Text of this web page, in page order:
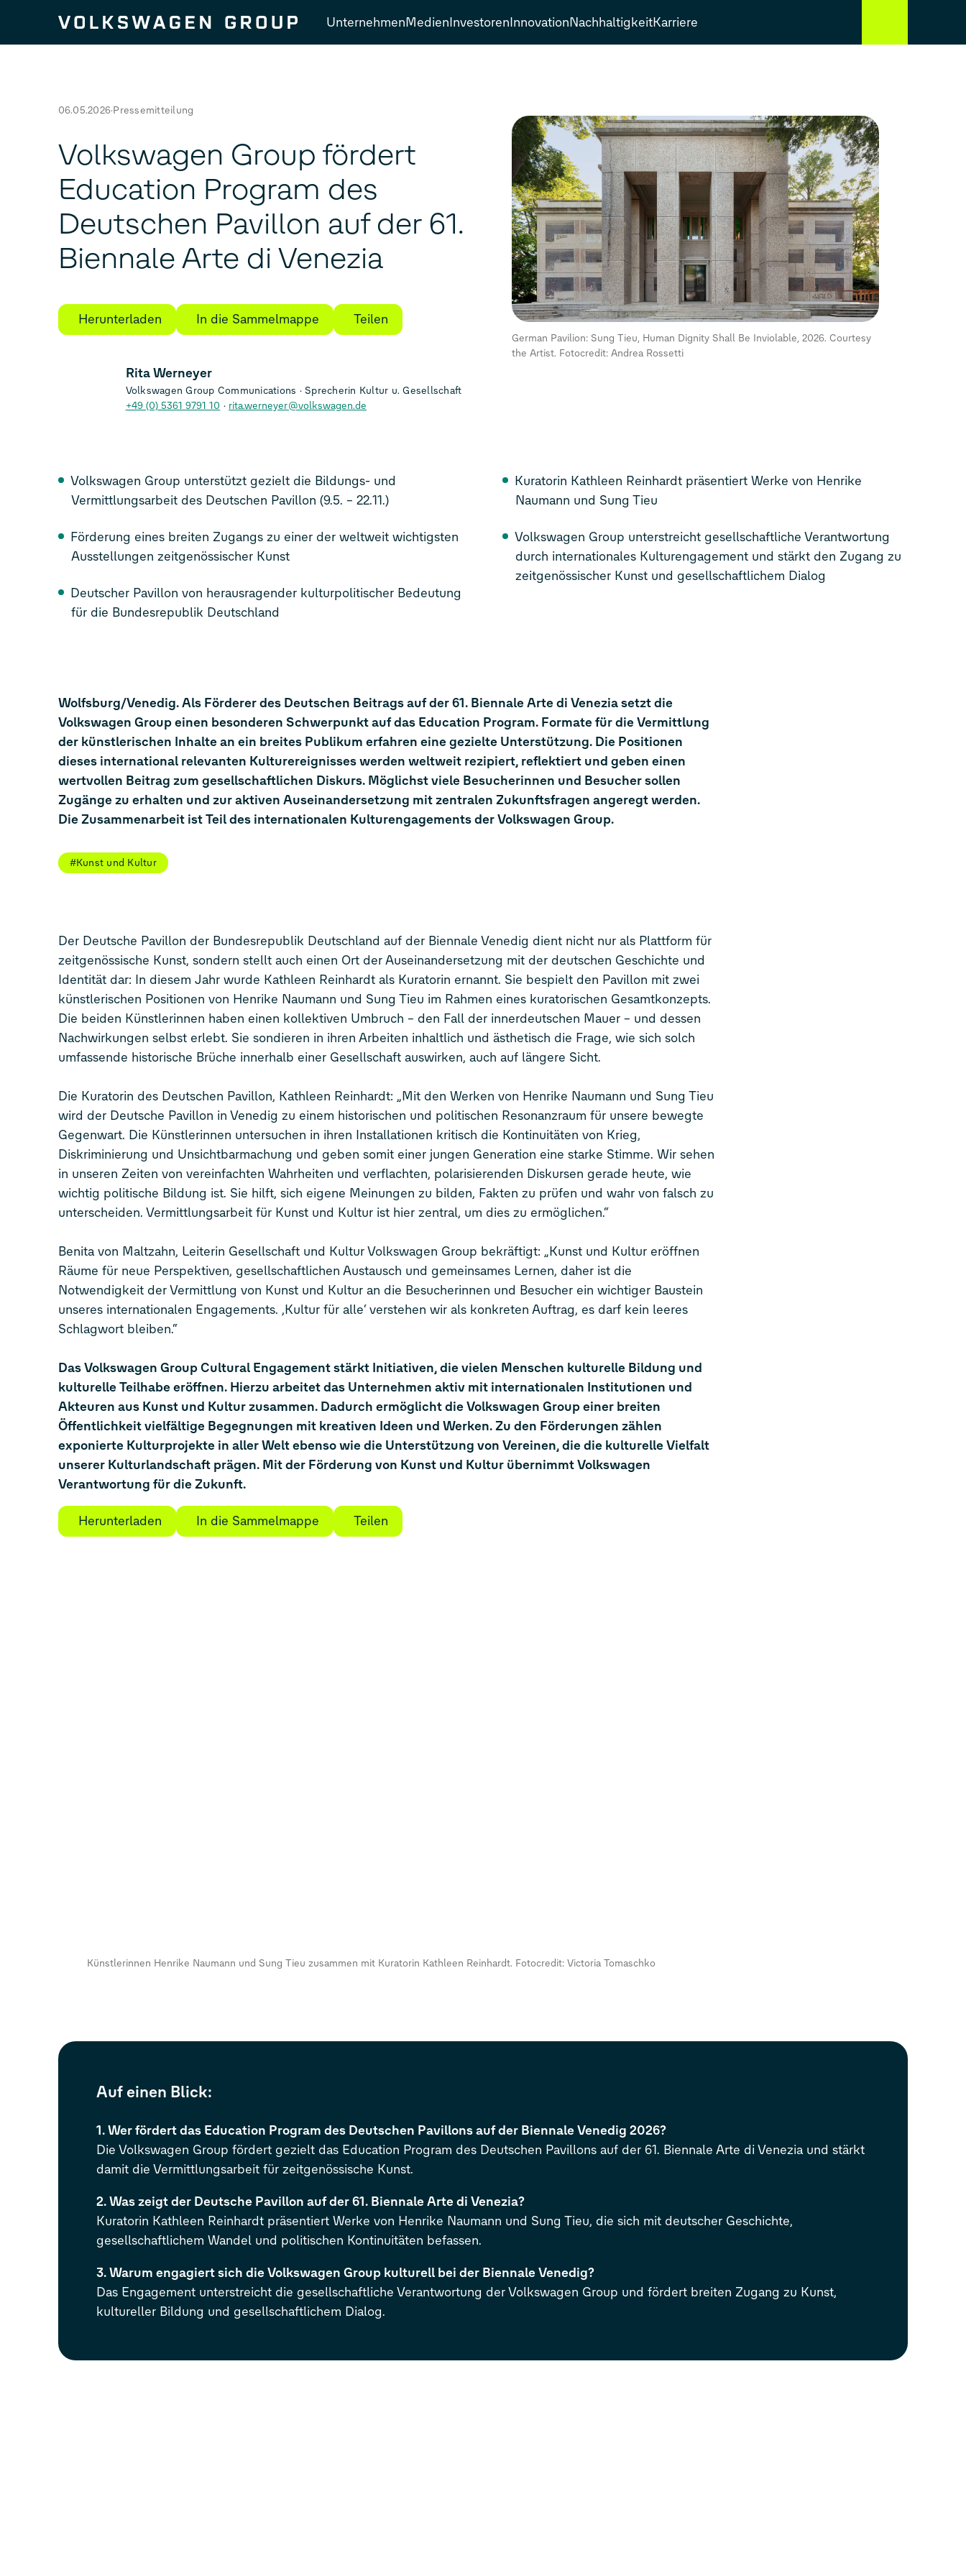
UnternehmenMedienInvestorenInnovationNachhaltigkeitKarriere
06.05.2026 Pressemitteilung
Volkswagen Group fördert
Education Program des
Deutschen Pavillon auf der 61.
Biennale Arte di Venezia
Herunterladen In die Sammelmappe Teilen
Rita Werneyer
Volkswagen Group Communications Sprecherin Kultur u. Gesellschaft
+49 (0) 5361 9791 10
rita.werneyer@volkswagen.de
German Pavilion: Sung Tieu, Human Dignity Shall Be Inviolable, 2026. Courtesy
the Artist. Fotocredit: Andrea Rossetti
Volkswagen Group unterstützt gezielt die Bildungs- und
Vermittlungsarbeit des Deutschen Pavillon (9.5. – 22.11.)
Förderung eines breiten Zugangs zu einer der weltweit wichtigsten
Ausstellungen zeitgenössischer Kunst
Deutscher Pavillon von herausragender kulturpolitischer Bedeutung
für die Bundesrepublik Deutschland
Kuratorin Kathleen Reinhardt präsentiert Werke von Henrike
Naumann und Sung Tieu
Volkswagen Group unterstreicht gesellschaftliche Verantwortung
durch internationales Kulturengagement und stärkt den Zugang zu
zeitgenössischer Kunst und gesellschaftlichem Dialog
Wolfsburg/Venedig. Als Förderer des Deutschen Beitrags auf der 61. Biennale Arte di Venezia setzt die
Volkswagen Group einen besonderen Schwerpunkt auf das Education Program. Formate für die Vermittlung
der künstlerischen Inhalte an ein breites Publikum erfahren eine gezielte Unterstützung. Die Positionen
dieses international relevanten Kulturereignisses werden weltweit rezipiert, reflektiert und geben einen
wertvollen Beitrag zum gesellschaftlichen Diskurs. Möglichst viele Besucherinnen und Besucher sollen
Zugänge zu erhalten und zur aktiven Auseinandersetzung mit zentralen Zukunftsfragen angeregt werden.
Die Zusammenarbeit ist Teil des internationalen Kulturengagements der Volkswagen Group.
#Kunst und Kultur
Der Deutsche Pavillon der Bundesrepublik Deutschland auf der Biennale Venedig dient nicht nur als Plattform für
zeitgenössische Kunst, sondern stellt auch einen Ort der Auseinandersetzung mit der deutschen Geschichte und
Identität dar: In diesem Jahr wurde Kathleen Reinhardt als Kuratorin ernannt. Sie bespielt den Pavillon mit zwei
künstlerischen Positionen von Henrike Naumann und Sung Tieu im Rahmen eines kuratorischen Gesamtkonzepts.
Die beiden Künstlerinnen haben einen kollektiven Umbruch – den Fall der innerdeutschen Mauer – und dessen
Nachwirkungen selbst erlebt. Sie sondieren in ihren Arbeiten inhaltlich und ästhetisch die Frage, wie sich solch
umfassende historische Brüche innerhalb einer Gesellschaft auswirken, auch auf längere Sicht.
Die Kuratorin des Deutschen Pavillon, Kathleen Reinhardt: „Mit den Werken von Henrike Naumann und Sung Tieu
wird der Deutsche Pavillon in Venedig zu einem historischen und politischen Resonanzraum für unsere bewegte
Gegenwart. Die Künstlerinnen untersuchen in ihren Installationen kritisch die Kontinuitäten von Krieg,
Diskriminierung und Unsichtbarmachung und geben somit einer jungen Generation eine starke Stimme. Wir sehen
in unseren Zeiten von vereinfachten Wahrheiten und verflachten, polarisierenden Diskursen gerade heute, wie
wichtig politische Bildung ist. Sie hilft, sich eigene Meinungen zu bilden, Fakten zu prüfen und wahr von falsch zu
unterscheiden. Vermittlungsarbeit für Kunst und Kultur ist hier zentral, um dies zu ermöglichen.“
Benita von Maltzahn, Leiterin Gesellschaft und Kultur Volkswagen Group bekräftigt: „Kunst und Kultur eröffnen
Räume für neue Perspektiven, gesellschaftlichen Austausch und gemeinsames Lernen, daher ist die
Notwendigkeit der Vermittlung von Kunst und Kultur an die Besucherinnen und Besucher ein wichtiger Baustein
unseres internationalen Engagements. ‚Kultur für alle‘ verstehen wir als konkreten Auftrag, es darf kein leeres
Schlagwort bleiben.“
Das Volkswagen Group Cultural Engagement stärkt Initiativen, die vielen Menschen kulturelle Bildung und
kulturelle Teilhabe eröffnen. Hierzu arbeitet das Unternehmen aktiv mit internationalen Institutionen und
Akteuren aus Kunst und Kultur zusammen. Dadurch ermöglicht die Volkswagen Group einer breiten
Öffentlichkeit vielfältige Begegnungen mit kreativen Ideen und Werken. Zu den Förderungen zählen
exponierte Kulturprojekte in aller Welt ebenso wie die Unterstützung von Vereinen, die die kulturelle Vielfalt
unserer Kulturlandschaft prägen. Mit der Förderung von Kunst und Kultur übernimmt Volkswagen
Verantwortung für die Zukunft.
Herunterladen In die Sammelmappe Teilen
Künstlerinnen Henrike Naumann und Sung Tieu zusammen mit Kuratorin Kathleen Reinhardt. Fotocredit: Victoria Tomaschko
Auf einen Blick:
1. Wer fördert das Education Program des Deutschen Pavillons auf der Biennale Venedig 2026?
Die Volkswagen Group fördert gezielt das Education Program des Deutschen Pavillons auf der 61. Biennale Arte di Venezia und stärkt
damit die Vermittlungsarbeit für zeitgenössische Kunst.
2. Was zeigt der Deutsche Pavillon auf der 61. Biennale Arte di Venezia?
Kuratorin Kathleen Reinhardt präsentiert Werke von Henrike Naumann und Sung Tieu, die sich mit deutscher Geschichte,
gesellschaftlichem Wandel und politischen Kontinuitäten befassen.
3. Warum engagiert sich die Volkswagen Group kulturell bei der Biennale Venedig?
Das Engagement unterstreicht die gesellschaftliche Verantwortung der Volkswagen Group und fördert breiten Zugang zu Kunst,
kultureller Bildung und gesellschaftlichem Dialog.